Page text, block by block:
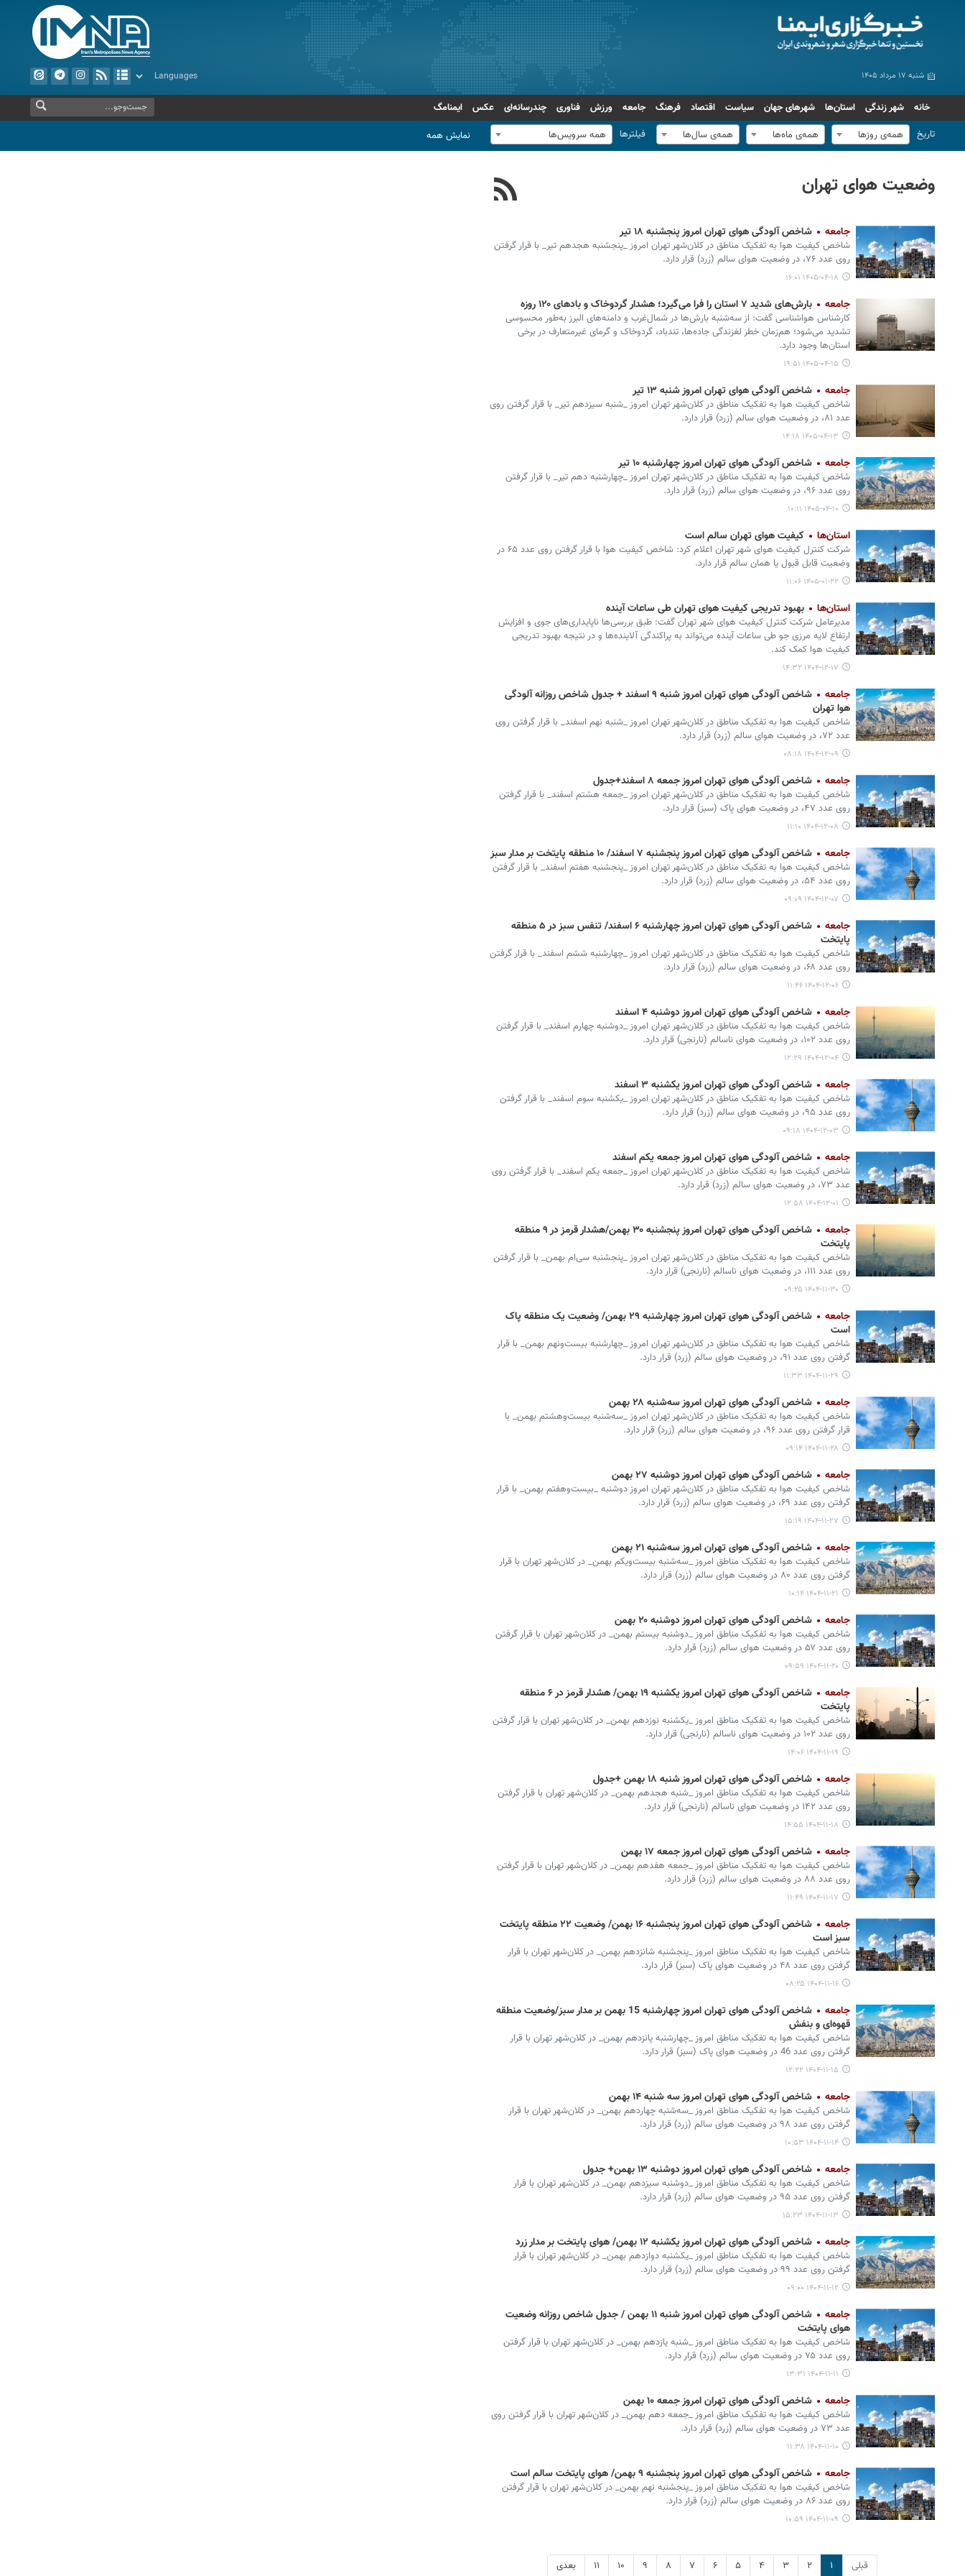
شنبه ۱۷ مرداد ۱۴۰۵
خانه شهر زندگی استان‌ها شهرهای جهان سیاست اقتصاد فرهنگ جامعه ورزش فناوری چندرسانه‌ای عکس
ایمنامگ
تاریخ
همه‌ی روزها همه‌ی ماه‌ها همه‌ی سال‌ها فیلترها همه سرویس‌ها نمایش همه
وضعیت هوای تهران
جامعه شاخص آلودگی هوای تهران امروز پنجشنبه ۱۸ تیر
شاخص کیفیت هوا به تفکیک مناطق در کلان‌شهر تهران امروز _پنجشنبه هجدهم تیر_ با قرار گرفتن
روی عدد ۷۶، در وضعیت هوای سالم (زرد) قرار دارد.
۱۴۰۵-۰۴-۱۸ ۱۶:۰۱
جامعه بارش‌های شدید ۷ استان را فرا می‌گیرد؛ هشدار گردوخاک و بادهای ۱۲۰ روزه
کارشناس هواشناسی گفت: از سه‌شنبه بارش‌ها در شمال‌غرب و دامنه‌های البرز به‌طور محسوسی
تشدید می‌شود؛ هم‌زمان خطر لغزندگی جاده‌ها، تندباد، گردوخاک و گرمای غیرمتعارف در برخی
استان‌ها وجود دارد.
۱۴۰۵-۰۴-۱۵ ۱۹:۵۱
جامعه شاخص آلودگی هوای تهران امروز شنبه ۱۳ تیر
شاخص کیفیت هوا به تفکیک مناطق در کلان‌شهر تهران امروز _شنبه سیزدهم تیر_ با قرار گرفتن روی
عدد ۸۱، در وضعیت هوای سالم (زرد) قرار دارد.
۱۴۰۵-۰۴-۱۳ ۱۴:۱۸
جامعه شاخص آلودگی هوای تهران امروز چهارشنبه ۱۰ تیر
شاخص کیفیت هوا به تفکیک مناطق در کلان‌شهر تهران امروز _چهارشنبه دهم تیر_ با قرار گرفتن
روی عدد ۹۶، در وضعیت هوای سالم (زرد) قرار دارد.
۱۴۰۵-۰۴-۱۰ ۱۰:۱۱
استان‌ها کیفیت هوای تهران سالم است
شرکت کنترل کیفیت هوای شهر تهران اعلام کرد: شاخص کیفیت هوا با قرار گرفتن روی عدد ۶۵ در
وضعیت قابل قبول یا همان سالم قرار دارد.
۱۴۰۵-۰۱-۲۲ ۱۱:۰۶
استان‌ها بهبود تدریجی کیفیت هوای تهران طی ساعات آینده
مدیرعامل شرکت کنترل کیفیت هوای شهر تهران گفت: طبق بررسی‌ها ناپایداری‌های جوی و افزایش
ارتفاع لایه مرزی جو طی ساعات آینده می‌تواند به پراکندگی آلاینده‌ها و در نتیجه بهبود تدریجی
کیفیت هوا کمک کند.
۱۴۰۴-۱۲-۱۷ ۱۴:۳۲
جامعه
شاخص آلودگی هوای تهران امروز شنبه ۹ اسفند + جدول شاخص روزانه آلودگی
هوا تهران
شاخص کیفیت هوا به تفکیک مناطق در کلان‌شهر تهران امروز _شنبه نهم اسفند_ با قرار گرفتن روی
عدد ۷۲، در وضعیت هوای سالم (زرد) قرار دارد.
۱۴۰۴-۱۲-۰۹ ۰۸:۱۸
جامعه شاخص آلودگی هوای تهران امروز جمعه ۸ اسفند+جدول
شاخص کیفیت هوا به تفکیک مناطق در کلان‌شهر تهران امروز _جمعه هشتم اسفند_ با قرار گرفتن
روی عدد ۴۷، در وضعیت هوای پاک (سبز) قرار دارد.
۱۴۰۴-۱۲-۰۸ ۱۱:۱۰
جامعه شاخص آلودگی هوای تهران امروز پنجشنبه ۷ اسفند/ ۱۰ منطقه پایتخت بر مدار سبز
شاخص کیفیت هوا به تفکیک مناطق در کلان‌شهر تهران امروز _پنجشنبه هفتم اسفند_ با قرار گرفتن
روی عدد ۵۴، در وضعیت هوای سالم (زرد) قرار دارد.
۱۴۰۴-۱۲-۰۷ ۰۹:۰۹
جامعه
شاخص آلودگی هوای تهران امروز چهارشنبه ۶ اسفند/ تنفس سبز در ۵ منطقه
پایتخت
شاخص کیفیت هوا به تفکیک مناطق در کلان‌شهر تهران امروز _چهارشنبه ششم اسفند_ با قرار گرفتن
روی عدد ۶۸، در وضعیت هوای سالم (زرد) قرار دارد.
۱۴۰۴-۱۲-۰۶ ۱۱:۴۶
جامعه شاخص آلودگی هوای تهران امروز دوشنبه ۴ اسفند
شاخص کیفیت هوا به تفکیک مناطق در کلان‌شهر تهران امروز _دوشنبه چهارم اسفند_ با قرار گرفتن
روی عدد ۱۰۲، در وضعیت هوای ناسالم (نارنجی) قرار دارد.
۱۴۰۴-۱۲-۰۴ ۱۲:۲۹
جامعه شاخص آلودگی هوای تهران امروز یکشنبه ۳ اسفند
شاخص کیفیت هوا به تفکیک مناطق در کلان‌شهر تهران امروز _یکشنبه سوم اسفند_ با قرار گرفتن
روی عدد ۹۵، در وضعیت هوای سالم (زرد) قرار دارد.
۱۴۰۴-۱۲-۰۳ ۰۹:۱۸
جامعه شاخص آلودگی هوای تهران امروز جمعه یکم اسفند
شاخص کیفیت هوا به تفکیک مناطق در کلان‌شهر تهران امروز _جمعه یکم اسفند_ با قرار گرفتن روی
عدد ۷۳، در وضعیت هوای سالم (زرد) قرار دارد.
۱۴۰۴-۱۲-۰۱ ۱۲:۵۸
جامعه
شاخص آلودگی هوای تهران امروز پنجشنبه ۳۰ بهمن/هشدار قرمز در ۹ منطقه
پایتخت
شاخص کیفیت هوا به تفکیک مناطق در کلان‌شهر تهران امروز _پنجشنبه سی‌ام بهمن_ با قرار گرفتن
روی عدد ۱۱۱، در وضعیت هوای ناسالم (نارنجی) قرار دارد.
۱۴۰۴-۱۱-۳۰ ۰۹:۲۵
جامعه
شاخص آلودگی هوای تهران امروز چهارشنبه ۲۹ بهمن/ وضعیت یک منطقه پاک
است
شاخص کیفیت هوا به تفکیک مناطق در کلان‌شهر تهران امروز _چهارشنبه بیست‌ونهم بهمن_ با قرار
گرفتن روی عدد ۹۱، در وضعیت هوای سالم (زرد) قرار دارد.
۱۴۰۴-۱۱-۲۹ ۱۱:۳۳
جامعه شاخص آلودگی هوای تهران امروز سه‌شنبه ۲۸ بهمن
شاخص کیفیت هوا به تفکیک مناطق در کلان‌شهر تهران امروز _سه‌شنبه بیست‌وهشتم بهمن_ با
قرار گرفتن روی عدد ۹۶، در وضعیت هوای سالم (زرد) قرار دارد.
۱۴۰۴-۱۱-۲۸ ۰۹:۱۴
جامعه شاخص آلودگی هوای تهران امروز دوشنبه ۲۷ بهمن
شاخص کیفیت هوا به تفکیک مناطق در کلان‌شهر تهران امروز دوشنبه _بیست‌وهفتم بهمن_ با قرار
گرفتن روی عدد ۶۹، در وضعیت هوای سالم (زرد) قرار دارد.
۱۴۰۴-۱۱-۲۷ ۱۵:۱۹
جامعه شاخص آلودگی هوای تهران امروز سه‌شنبه ۲۱ بهمن‌
شاخص کیفیت هوا به تفکیک مناطق امروز _سه‌شنبه بیست‌ویکم بهمن‌_ در کلان‌شهر تهران با قرار
گرفتن روی عدد ۸۰ در وضعیت هوای سالم (زرد) قرار دارد.
۱۴۰۴-۱۱-۲۱ ۱۰:۱۴
جامعه شاخص آلودگی هوای تهران امروز دوشنبه ۲۰ بهمن‌
شاخص کیفیت هوا به تفکیک مناطق امروز _دوشنبه بیستم بهمن‌_ در کلان‌شهر تهران با قرار گرفتن
روی عدد ۵۷ در وضعیت هوای سالم (زرد) قرار دارد.
۱۴۰۴-۱۱-۲۰ ۰۹:۵۹
جامعه
شاخص آلودگی هوای تهران امروز یکشنبه ۱۹ بهمن‌/ هشدار قرمز در ۶ منطقه
پایتخت
شاخص کیفیت هوا به تفکیک مناطق امروز _یکشنبه نوزدهم بهمن‌_ در کلان‌شهر تهران با قرار گرفتن
روی عدد ۱۰۲ در وضعیت هوای ناسالم (نارنجی) قرار دارد.
۱۴۰۴-۱۱-۱۹ ۱۴:۰۶
جامعه شاخص آلودگی هوای تهران امروز شنبه ۱۸ بهمن‌ +جدول
شاخص کیفیت هوا به تفکیک مناطق امروز _شنبه هجدهم بهمن‌_ در کلان‌شهر تهران با قرار گرفتن
روی عدد ۱۴۲ در وضعیت هوای ناسالم (نارنجی) قرار دارد.
۱۴۰۴-۱۱-۱۸ ۱۴:۵۵
جامعه شاخص آلودگی هوای تهران امروز جمعه ۱۷ بهمن‌
شاخص کیفیت هوا به تفکیک مناطق امروز _جمعه هفدهم بهمن‌_ در کلان‌شهر تهران با قرار گرفتن
روی عدد ۸۸ در وضعیت هوای سالم (زرد) قرار دارد.
۱۴۰۴-۱۱-۱۷ ۱۱:۴۹
جامعه
شاخص آلودگی هوای تهران امروز پنجشنبه ۱۶ بهمن‌/ وضعیت ۲۲ منطقه پایتخت
سبز است
شاخص کیفیت هوا به تفکیک مناطق امروز _پنجشنبه شانزدهم بهمن‌_ در کلان‌شهر تهران با قرار
گرفتن روی عدد ۴۸ در وضعیت هوای پاک (سبز) قرار دارد.
۱۴۰۴-۱۱-۱۶ ۰۸:۲۵
جامعه
شاخص آلودگی هوای تهران امروز چهارشنبه 15 بهمن‌ بر مدار سبز/وضعیت منطقه
قهوه‌ای و بنفش
شاخص کیفیت هوا به تفکیک مناطق امروز _چهارشنبه پانزدهم بهمن‌_ در کلان‌شهر تهران با قرار
گرفتن روی عدد 46 در وضعیت هوای پاک (سبز) قرار دارد.
۱۴۰۴-۱۱-۱۵ ۱۲:۲۲
جامعه شاخص آلودگی هوای تهران امروز سه شنبه ۱۴ بهمن‌
شاخص کیفیت هوا به تفکیک مناطق امروز _سه‌شنبه چهاردهم بهمن‌_ در کلان‌شهر تهران با قرار
گرفتن روی عدد ۹۸ در وضعیت هوای سالم (زرد) قرار دارد.
۱۴۰۴-۱۱-۱۴ ۱۰:۵۳
جامعه شاخص آلودگی هوای تهران امروز دوشنبه ۱۳ بهمن‌+ جدول
شاخص کیفیت هوا به تفکیک مناطق امروز _دوشنبه سیزدهم بهمن‌_ در کلان‌شهر تهران با قرار
گرفتن روی عدد ۹۵ در وضعیت هوای سالم (زرد) قرار دارد.
۱۴۰۴-۱۱-۱۳ ۱۵:۲۳
جامعه شاخص آلودگی هوای تهران امروز یکشنبه ۱۲ بهمن/ هوای پایتخت بر مدار زرد
شاخص کیفیت هوا به تفکیک مناطق امروز _یکشنبه دوازدهم بهمن‌_ در کلان‌شهر تهران با قرار
گرفتن روی عدد ۹۹ در وضعیت هوای سالم (زرد) قرار دارد.
۱۴۰۴-۱۱-۱۲ ۰۹:۰۰
جامعه
شاخص آلودگی هوای تهران امروز شنبه ۱۱ بهمن‌ / جدول شاخص روزانه وضعیت
هوای پایتخت
شاخص کیفیت هوا به تفکیک مناطق امروز _شنبه یازدهم بهمن‌_ در کلان‌شهر تهران با قرار گرفتن
روی عدد ۷۵ در وضعیت هوای سالم (زرد) قرار دارد.
۱۴۰۴-۱۱-۱۱ ۱۳:۳۱
جامعه شاخص آلودگی هوای تهران امروز جمعه ۱۰ بهمن
شاخص کیفیت هوا به تفکیک مناطق امروز _جمعه دهم بهمن‌_ در کلان‌شهر تهران با قرار گرفتن روی
عدد ۷۳ در وضعیت هوای سالم (زرد) قرار دارد.
۱۴۰۴-۱۱-۱۰ ۱۱:۳۸
جامعه شاخص آلودگی هوای تهران امروز پنجشنبه ۹ بهمن/ هوای پایتخت سالم است
شاخص کیفیت هوا به تفکیک مناطق امروز _پنجشنبه نهم بهمن‌_ در کلان‌شهر تهران با قرار گرفتن
روی عدد ۸۶ در وضعیت هوای سالم (زرد) قرار دارد.
۱۴۰۴-۱۱-۰۹ ۱۰:۵۹
قبلی ۱ ۲ ۳ ۴ ۵ ۶ ۷ ۸ ۹ ۱۰ ۱۱ بعدی